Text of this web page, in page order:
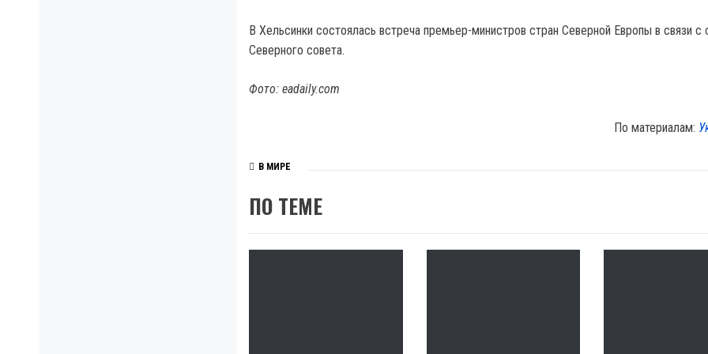
В Хельсинки состоялась встреча премьер-министров стран Северной Европы в связи с
Северного совета.
Фото: eadaily.com
По материалам:
В МИРЕ
ПО ТЕМЕ